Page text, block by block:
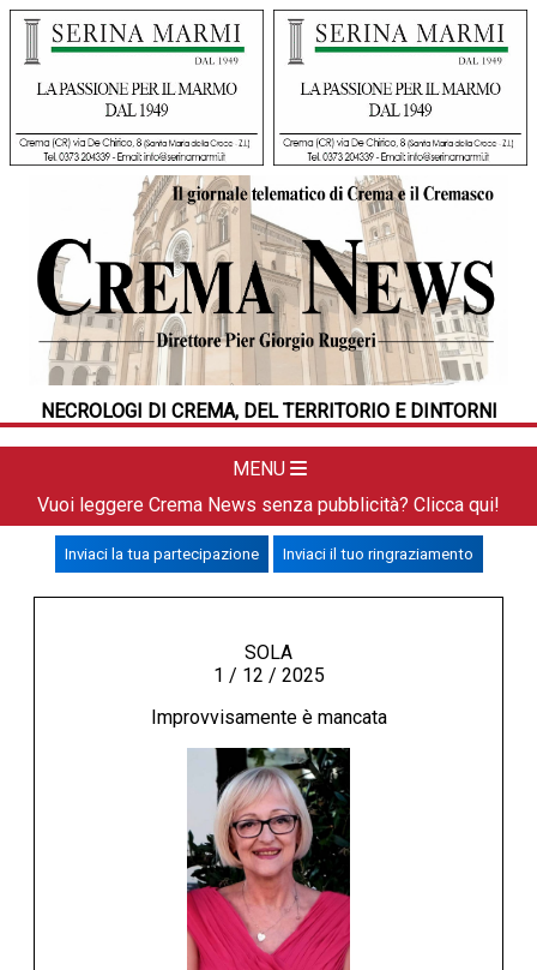
NECROLOGI DI CREMA, DEL TERRITORIO E DINTORNI
MENU
HOME
CRONACA
POLITICA
LA FOTO
DAL TERRITORIO
APPUNTAMENTI
LA PIAZZA
ANIMALI
NECROLOGI
ACCEDI
Vuoi leggere Crema News senza pubblicità? Clicca qui!
Inviaci la tua partecipazione Inviaci il tuo ringraziamento
SOLA
1 / 12 / 2025
Improvvisamente è mancata